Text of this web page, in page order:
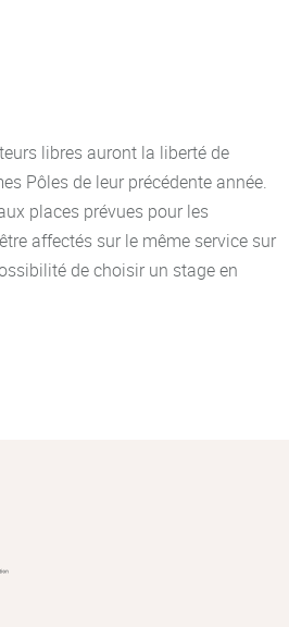
libres auront la liberté de
Pôles de leur précédente année.
places prévues pour les
affectés sur le même service sur
de choisir un stage en